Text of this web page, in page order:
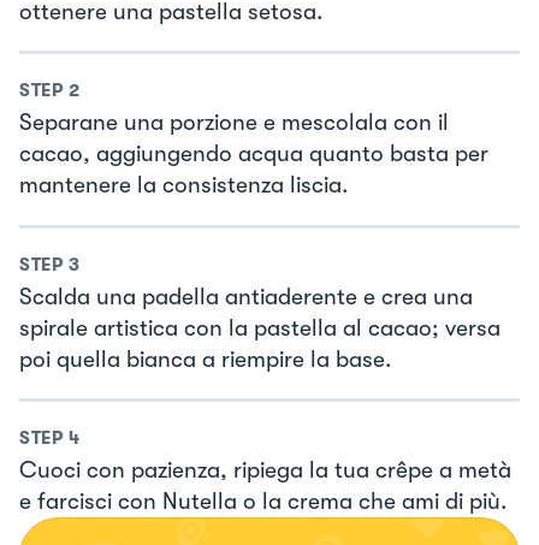
ottenere una pastella setosa.
STEP 2
Separane una porzione e mescolala con il
cacao, aggiungendo acqua quanto basta per
mantenere la consistenza liscia.
STEP 3
Scalda una padella antiaderente e crea una
spirale artistica con la pastella al cacao; versa
poi quella bianca a riempire la base.
STEP 4
Cuoci con pazienza, ripiega la tua crêpe a metà
e farcisci con Nutella o la crema che ami di più.